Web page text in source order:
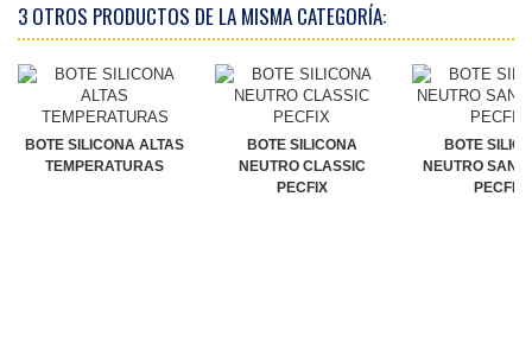
3 OTROS PRODUCTOS DE LA MISMA CATEGORÍA:
BOTE SILICONA ALTAS
TEMPERATURAS
BOTE SILICONA
NEUTRO CLASSIC
PECFIX
BOTE
NEUTRO
PECFIX